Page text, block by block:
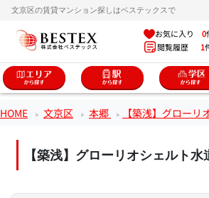
文京区の賃貸マンション探しはベステックスで
お気に入り 0
閲覧履歴 1
HOME 文京区 本郷 【築浅】グロー
【築浅】グローリオシェルト水